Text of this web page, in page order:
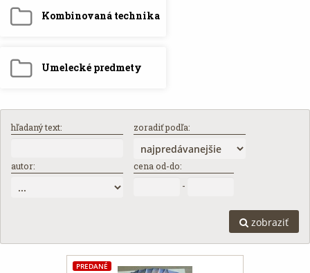
Kombinovaná technika
Umelecké predmety
hľadaný text: zoradiť podľa:
autor: cena od-do:
-
zobraziť
PREDANÉ